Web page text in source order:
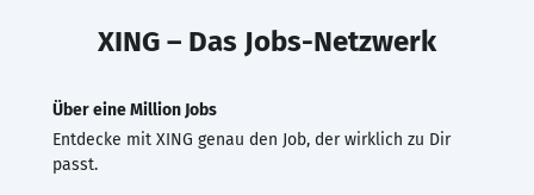
XING – Das Jobs-Netzwerk
Über eine Million Jobs
Entdecke mit XING genau den Job, der wirklich zu Dir
passt.